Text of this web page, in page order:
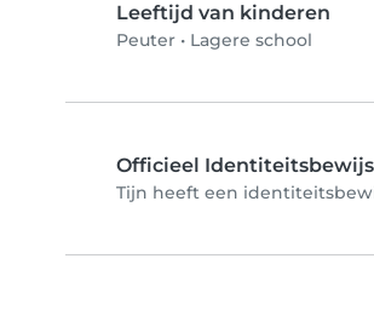
Leeftijd van kinderen
Peuter • Lagere school
Officieel Identiteitsbewijs
Tijn heeft een